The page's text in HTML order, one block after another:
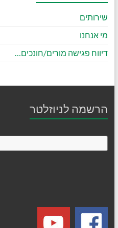
שירותים
מי אנחנו
דיווח פגישה מורים/חונכים…
הרשמה לניוזלטר